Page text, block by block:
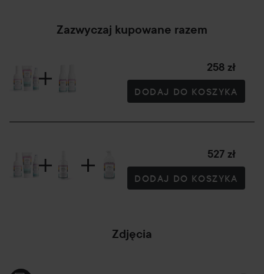
Równomiernie spryskaj włosy na całej długości z
odległości około 10–20 cm. Można również nałożyć
osuszone ręcznikiem włosy. Nie spłukuj.
Waterclouds Repair Hairmask
Linia Repair została opracowana, aby skutecznie
pasma, nie obciążając ich. Formuła wzbogacona
Zazwyczaj kupowane razem
258 zł
DODAJ DO KOSZYKA
527 zł
DODAJ DO KOSZYKA
Zdjęcia